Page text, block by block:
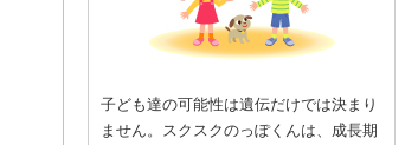
子ども達の可能性は遺伝だけでは決まり
ません。スクスクのっぽくんは、成長期